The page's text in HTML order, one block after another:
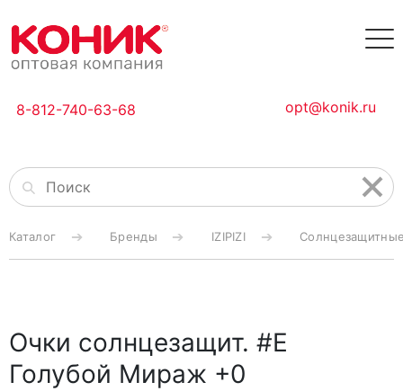
8-812-740-63-68 opt@konik.ru
Каталог Бренды IZIPIZI
Очки солнцезащит. #E
Голубой Мираж +0